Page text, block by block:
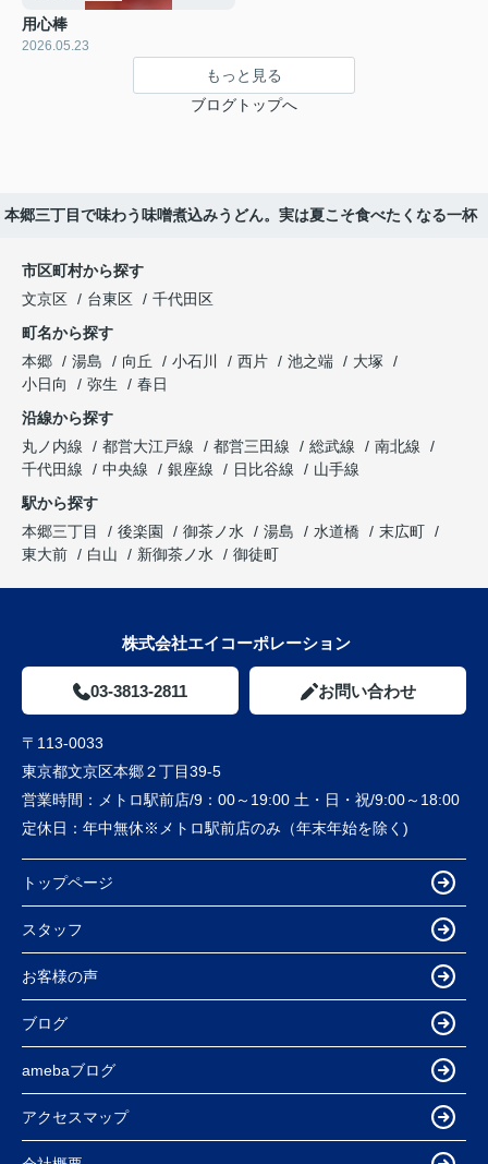
用心棒
2026.05.23
もっと見る
ブログトップへ
本郷三丁目で味わう味噌煮込みうどん。実は夏こそ食べたくなる一杯
市区町村から探す
文京区
台東区
千代田区
町名から探す
本郷
湯島 向丘 小石川 西片 池之端
大塚
小日向
弥生
春日
沿線から探す
丸ノ内線
都営大江戸線 都営三田線 総武線
南北線
千代田線
中央線 銀座線 日比谷線
山手線
駅から探す
本郷三丁目
後楽園 御茶ノ水 湯島 水道橋
末広町
東大前
白山 新御茶ノ水 御徒町
株式会社エイコーポレーション
03-3813-2811 お問い合わせ
〒113-0033
東京都文京区本郷２丁目39-5
営業時間：
メトロ駅前店/9：00～19:00 土・日・祝/9:00～18:00
定休日： 年中無休※メトロ駅前店のみ（年末年始を除く)
トップページ
スタッフ
お客様の声
ブログ
amebaブログ
アクセスマップ